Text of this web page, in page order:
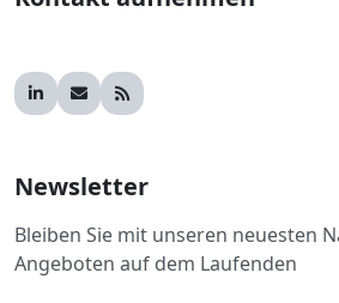
Newsletter
Bleiben Sie mit unseren neuesten
Angeboten auf dem Laufenden